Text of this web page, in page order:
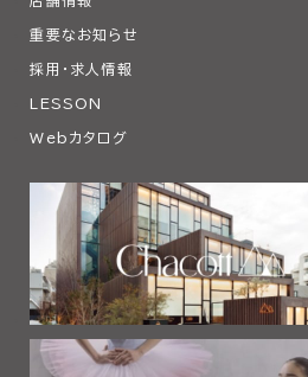
重要なお知らせ
採用・求人情報
LESSON
Webカタログ